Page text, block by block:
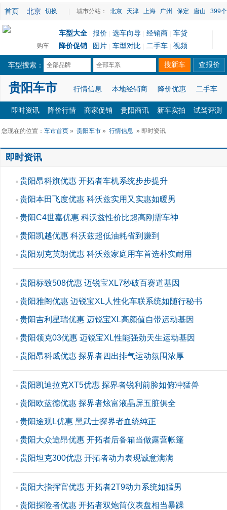
首页 北京 切换 城市分站： 北京 天津 上海 广州 保定 唐山 399
购车
车型大全 报价 选车向导 经销商
车贷
降价促销
图片 车型对比 二手车 视频
车型搜索： 全部品牌 全部车系
贵阳车市 行情信息 本地经销商 降价优惠 二手车
即时资讯 降价行情 商家促销 贵阳商讯 新车实拍 试驾评测
您现在的位置： 车市首页 » 贵阳车市 » 行情信息 » 即时资讯
即时资讯
▪ 贵阳昂科旗优惠 开拓者车机系统步步提升
▪ 贵阳本田飞度优惠 科沃兹实用又实惠如暖男
▪ 贵阳C4世嘉优惠 科沃兹性价比超高刚需车神
▪ 贵阳凯越优惠 科沃兹超低油耗省到赚到
▪ 贵阳别克英朗优惠 科沃兹家庭用车首选朴实耐用
▪ 贵阳标致508优惠 迈锐宝XL7秒破百赛道基因
▪ 贵阳雅阁优惠 迈锐宝XL人性化车联系统如随行秘书
▪ 贵阳吉利星瑞优惠 迈锐宝XL高颜值自带运动基因
▪ 贵阳领克03优惠 迈锐宝XL性能强劲天生运动基因
▪ 贵阳昂科威优惠 探界者四出排气运动氛围浓厚
▪ 贵阳凯迪拉克XT5优惠 探界者锐利前脸如俯冲猛兽
▪ 贵阳欧蓝德优惠 探界者炫富液晶屏五脏俱全
▪ 贵阳途观L优惠 黑武士探界者血统纯正
▪ 贵阳大众途昂优惠 开拓者后备箱当做露营帐篷
▪ 贵阳坦克300优惠 开拓者动力表现诚意满满
▪ 贵阳大指挥官优惠 开拓者2T9动力系统如猛男
▪ 贵阳探险者优惠 开拓者双炮筒仪表盘相当暴躁